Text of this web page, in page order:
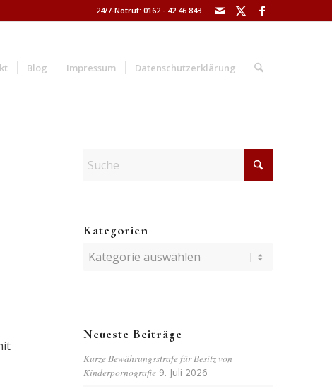
24/7-Notruf: 0162 - 42 46 843
Blog Impressum Datenschutzerklärung
Kategorien
Kategorien
Neueste Beiträge
Kurze Bewährungsstrafe für Besitz von
Kinderpornografie 9. Juli 2026